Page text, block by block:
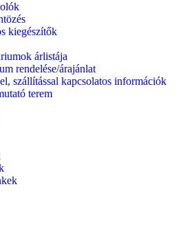
kiegészítők
árlistája
rendelése/árajánlat
szállítással kapcsolatos információk
terem